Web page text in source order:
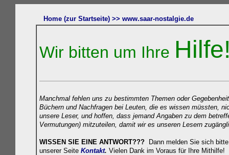
Home (zur Startseite) >> www.saar-nostalgie.de
Wir bitten um Ihre
Manchmal fehlen uns zu bestimmten Themen oder
Büchern und Nachfragen bei Leuten, die es wissen müssten,
unsere Leser, und hoffen, dass jemand Angaben zu dem
Vermutungen) mitzuteilen, damit wir es unseren Lesern
WISSEN SIE EINE ANTWORT???
Dann melden Sie sich
unserer Seite Kontakt. Vielen Dank im Voraus für Ihre Mithilfe!